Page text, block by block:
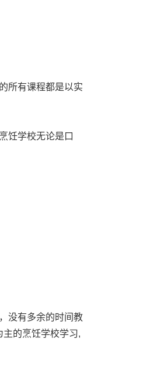
所有课程都是以实
饪学校无论是口
没有多余的时间教
的烹饪学校学习,